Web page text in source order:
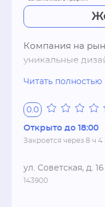
Компания на
уникальные
Читать полностью
0.0
Открыто до 18:00
Закроется через 8 ч 4
ул. Советская, д. 16
143900